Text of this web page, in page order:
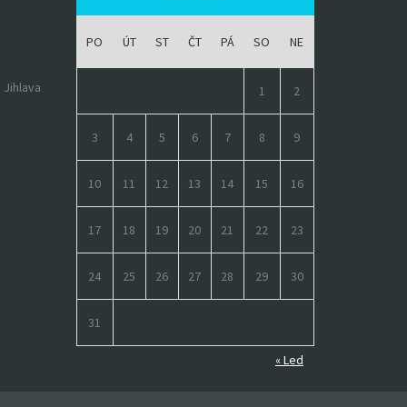
PO ÚT ST ČT PÁ SO NE
1 2
3 4 5 6 7 8 9
10 11 12 13 14 15 16
17 18 19 20 21 22 23
24 25 26 27 28 29 30
31
« Led